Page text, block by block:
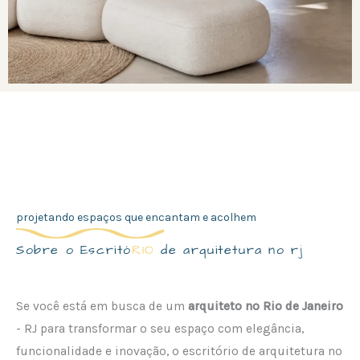
projetando espaços que encantam e acolhem
Sobre o EscritóRIO de arquitetura no rj
Se você está em busca de um arquiteto no Rio de Janeiro
- RJ para transformar o seu espaço com elegância,
funcionalidade e inovação, o escritório de arquitetura no